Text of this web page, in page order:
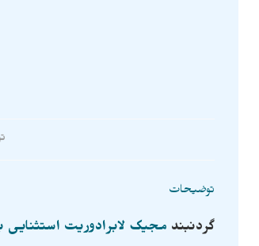
توضیحات
گردنبند مجیک لابرادوریت استثنایی